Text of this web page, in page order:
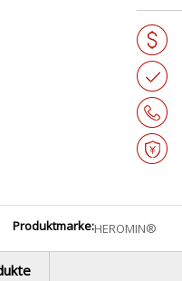
Produktmarke:HEROMIN®